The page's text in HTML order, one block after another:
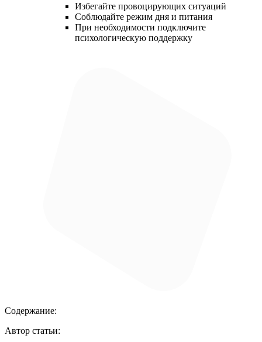
Избегайте провоцирующих ситуаций
Соблюдайте режим дня и питания
При необходимости подключите
психологическую поддержку
Содержание:
Автор статьи: